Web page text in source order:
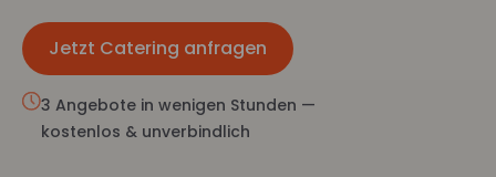
Jetzt Catering anfragen
Jetzt anfragen
3 Angebote in wenigen Stunden —
kostenlos & unverbindlich